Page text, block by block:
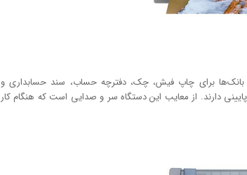
بانک‌ها برای چاپ فیش، چک، دفترچه حساب، سند حسابداری و
دارند. از معایب این دستگاه سر و صدایی است که هنگام کار